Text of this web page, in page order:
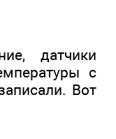
датчики
с
Вот